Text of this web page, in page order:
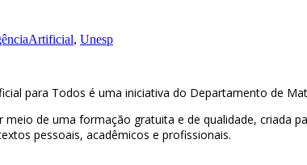
, Unesp
para Todos é uma iniciativa do Departamento de
de uma formação gratuita e de qualidade, criada
pessoais, acadêmicos e profissionais.